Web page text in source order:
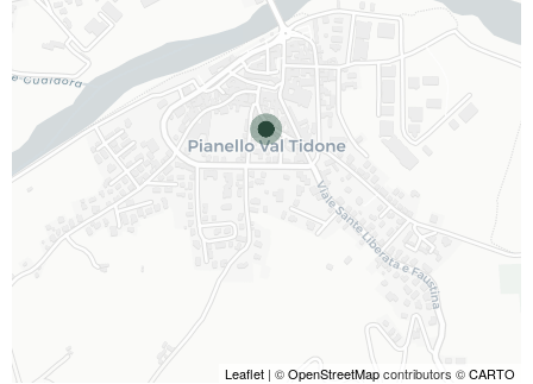
Leaflet | ©OpenStreetMapcontributors ©CARTO